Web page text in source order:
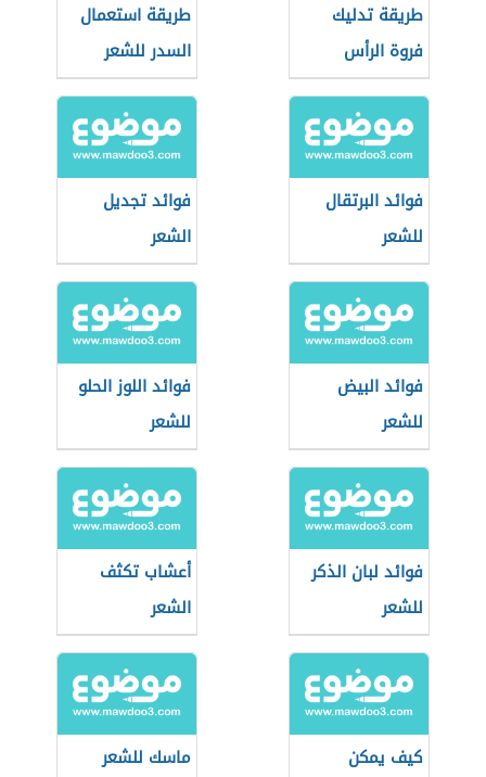
طريقة تدليك
فروة الرأس
لتطويل الشعر
طريقة استعمال
السدر للشعر
فوائد البرتقال
للشعر
فوائد تجديل
الشعر
فوائد البيض
للشعر
فوائد اللوز الحلو
للشعر
فوائد لبان الذكر
للشعر
أعشاب تكثف
الشعر
كيف يمكن
ماسك للشعر